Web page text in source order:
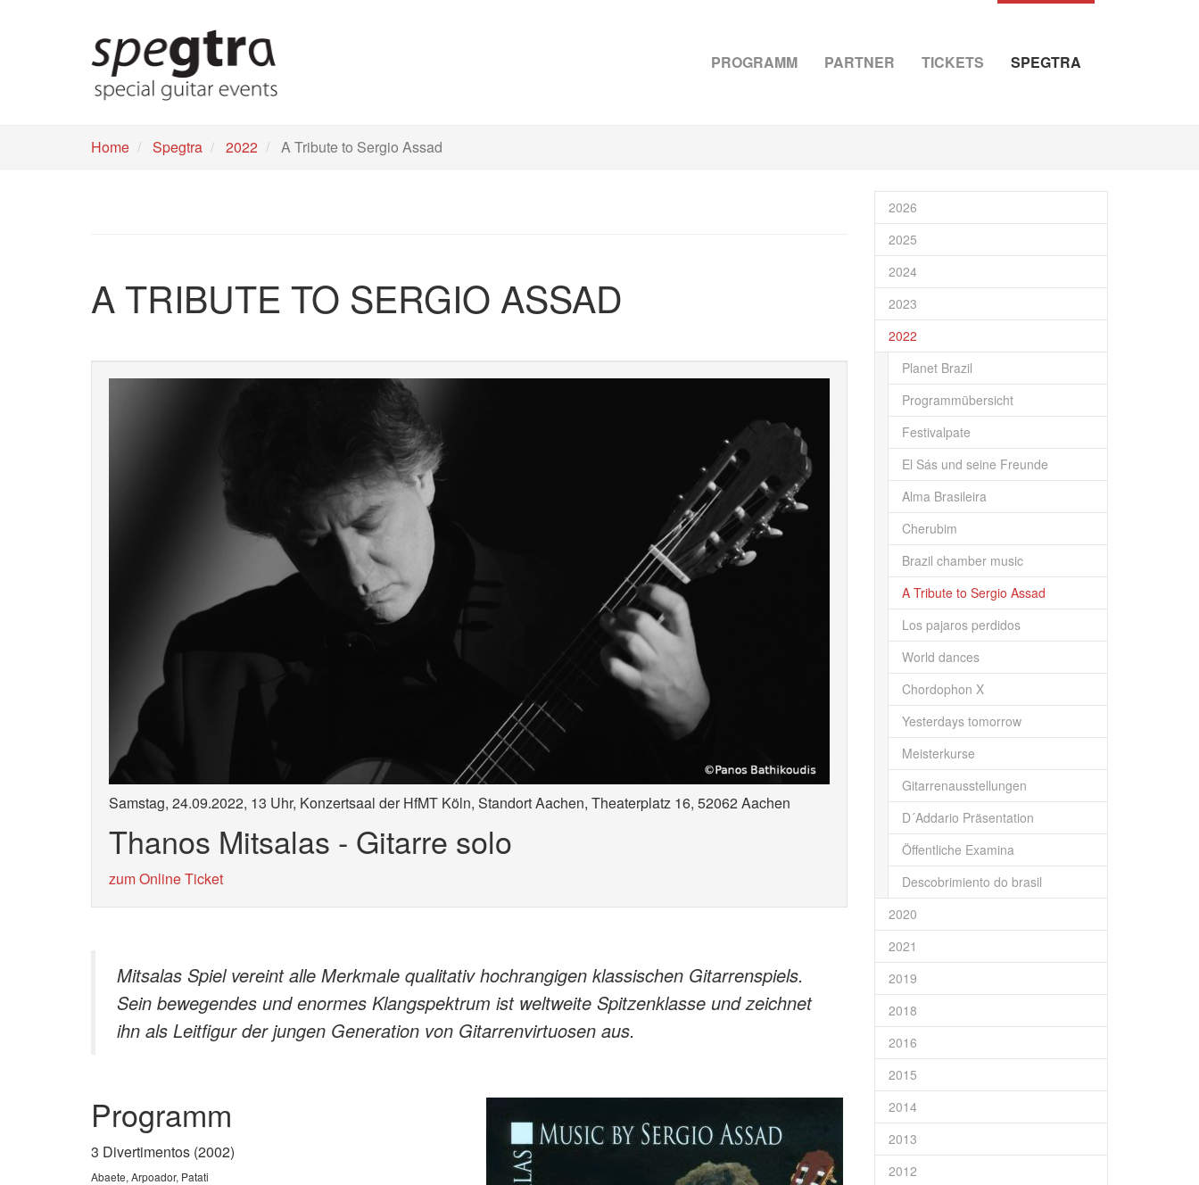
PROGRAMM PARTNER TICKETS SPEGTRA
Home Spegtra 2022 A Tribute to Sergio Assad
A TRIBUTE TO SERGIO ASSAD
Samstag, 24.09.2022, 13 Uhr, Konzertsaal der HfMT Köln, Standort Aachen, Theaterplatz 16, 52062 Aachen
Thanos Mitsalas - Gitarre solo
zum Online Ticket
Mitsalas Spiel vereint alle Merkmale qualitativ hochrangigen klassischen Gitarrenspiels.
Sein bewegendes und enormes Klangspektrum ist weltweite Spitzenklasse und zeichnet
ihn als Leitfigur der jungen Generation von Gitarrenvirtuosen aus.
Programm
3 Divertimentos (2002)
Abaete, Arpoador, Patati
2026
2025
2024
2023
2022
Planet Brazil
Programmübersicht
Festivalpate
El Sás und seine Freunde
Alma Brasileira
Cherubim
Brazil chamber music
A Tribute to Sergio Assad
Los pajaros perdidos
World dances
Chordophon X
Yesterdays tomorrow
Meisterkurse
Gitarrenausstellungen
D´Addario Präsentation
Öffentliche Examina
Descobrimiento do brasil
2020
2021
2019
2018
2016
2015
2014
2013
2012